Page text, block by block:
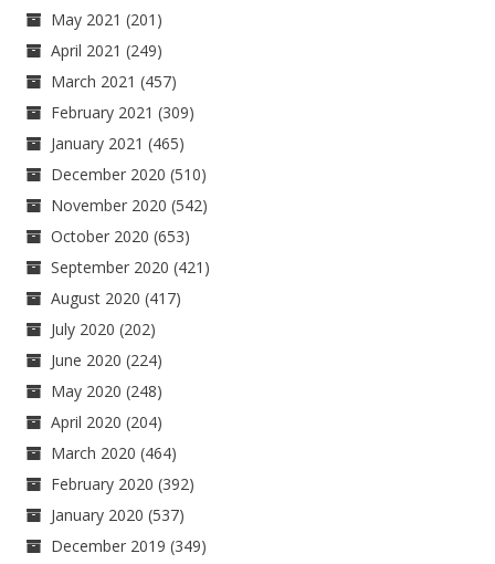
May 2021 (201)
April 2021 (249)
March 2021 (457)
February 2021 (309)
January 2021 (465)
December 2020 (510)
November 2020 (542)
October 2020 (653)
September 2020 (421)
August 2020 (417)
July 2020 (202)
June 2020 (224)
May 2020 (248)
April 2020 (204)
March 2020 (464)
February 2020 (392)
January 2020 (537)
December 2019 (349)